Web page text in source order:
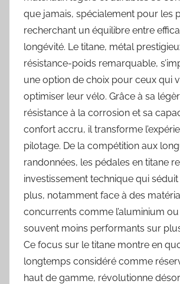
que jamais, spécialement pour les
recherchant un équilibre entre
longévité. Le titane, métal
résistance-poids remarquable,
une option de choix pour ceux qui
optimiser leur vélo. Grâce à sa
résistance à la corrosion et sa
confort accru, il transforme
pilotage. De la compétition aux
randonnées, les pédales en titane
investissement technique qui
plus, notamment face à des
concurrents comme l’aluminium
souvent moins performants sur
Ce focus sur le titane montre en
longtemps considéré comme
haut de gamme, révolutionne